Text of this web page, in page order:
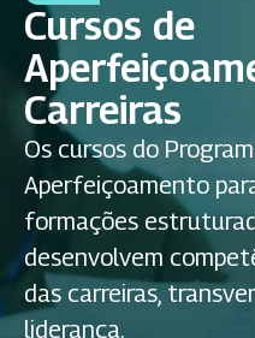
Cursos de
Carreiras
Os cursos do
Aperfeiçoamento
formações
desenvolvem
das carreiras,
liderança.